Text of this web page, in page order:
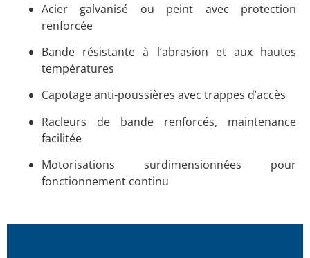
Acier galvanisé ou peint avec protection
renforcée
Bande résistante à l’abrasion et aux hautes
températures
Capotage anti-poussières avec trappes d’accès
Racleurs de bande renforcés, maintenance
facilitée
Motorisations surdimensionnées pour
fonctionnement continu